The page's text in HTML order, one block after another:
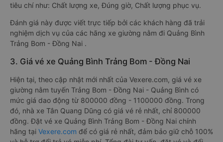
tiêu chí như: Chất lượng xe, Đúng giờ, Chất lượng phục vụ.
Đánh giá này được viết trực tiếp bởi các khách hàng đã trải
nghiệm dịch vụ của các hãng xe giường nằm đi Quảng Bình
Trảng Bom - Đồng Nai .
3. Giá vé xe Quảng Bình Trảng Bom - Đồng Nai
Hiện tại, theo cập nhật mới nhất của Vexere.com, giá vé xe
giường nằm tuyến Trảng Bom - Đồng Nai - Quảng Bình có
mức giá dao động từ 800000 đồng - 1100000 đồng. Trong
đó, nhà xe Tân Quang Dũng có giá vé rẻ nhất, chỉ 800000
đồng. Đặt vé xe Quảng Bình Trảng Bom - Đồng Nai chính
hãng tại Vexere.com để có giá rẻ nhất, đảm bảo giữ chỗ 100%